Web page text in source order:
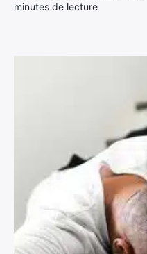
minutes de lecture